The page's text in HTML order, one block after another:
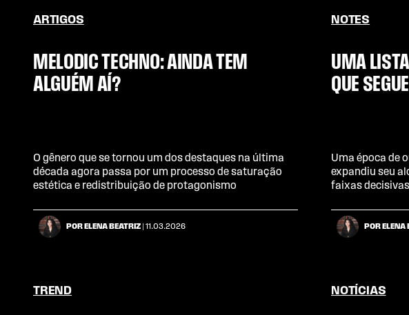
ARTIGOS
MELODIC TECHNO: AINDA TEM
ALGUÉM AÍ?
O gênero que se tornou um dos destaques na última
década agora passa por um processo de saturação
estética e redistribuição de protagonismo
POR ELENA BEATRIZ | 11.03.2026
NOTES
UMA
QUE
Uma época de
expandiu seu
faixas
POR ELENA
TREND NOTÍCIAS